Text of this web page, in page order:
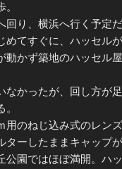
回り、横浜へ行く予定
めてすぐに、ハッセルが
動かず築地のハッセル
なかったが、回し方が
用のねじ込み式のレン
ターしたままキャップが
公園ではほぼ満開。ハ